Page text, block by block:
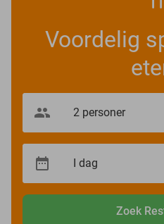
Voordelig
Zoek